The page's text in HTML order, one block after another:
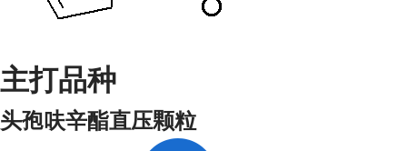
主打品种
头孢呋辛酯直压颗粒